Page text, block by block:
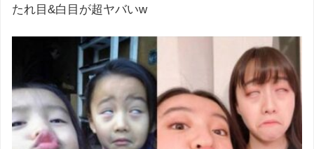
たれ目&白目が超ヤバいw